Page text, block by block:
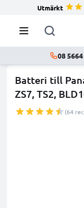
Utmärkt
08
Batteri till
ZS7, TS2,
(64